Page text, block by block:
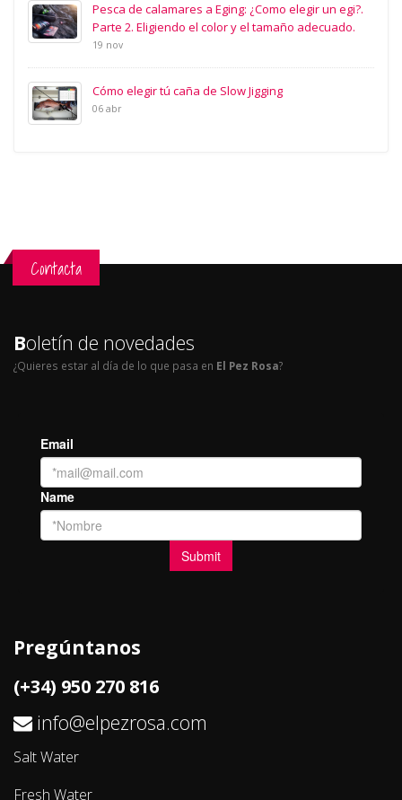
Pesca de calamares a Eging: ¿Como elegir un egi?.
Parte 2. Eligiendo el color y el tamaño adecuado.
19 nov
Cómo elegir tú caña de Slow Jigging
06 abr
Contacta
Boletín de novedades
¿Quieres estar al día de lo que pasa en El Pez Rosa?
Pregúntanos
(+34) 950 270 816
info@elpezrosa.com
Salt Water
Fresh Water